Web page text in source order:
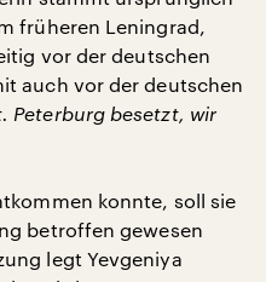
früheren Leningrad,
vor der deutschen
auch vor der deutschen
Peterburg besetzt, wir
konnte, soll sie
betroffen gewesen
legt Yevgeniya